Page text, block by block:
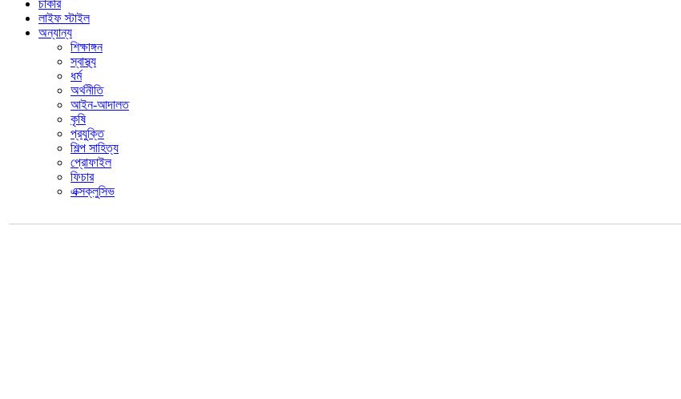
চাকরি
লাইফ স্টাইল
অন্যান্য
শিক্ষাঙ্গন
স্বাস্থ্য
ধর্ম
অর্থনীতি
আইন-আদালত
কৃষি
প্রযুক্তি
শিল্প সাহিত্য
প্রোফাইল
ফিচার
এক্সক্লুসিভ